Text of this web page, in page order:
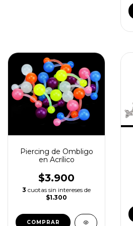
Piercing de Ombligo
en Acrílico
$3.900
3 cuotas sin intereses de
$1.300
COMPRAR